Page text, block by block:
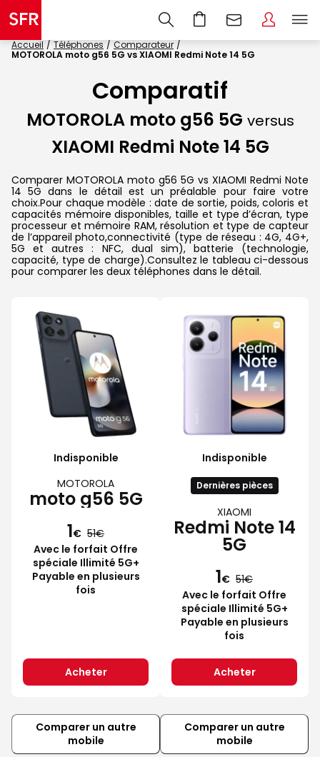
Accueil Téléphones
Comparateur
MOTOROLA moto g56 5G vs XIAOMI Redmi Note 14 5G
Comparatif
MOTOROLA moto g56 5G versus
XIAOMI Redmi Note 14 5G
Comparer MOTOROLA moto g56 5G vs XIAOMI Redmi Note
14 5G dans le détail est un préalable pour faire votre
choix.Pour chaque modèle : date de sortie, poids, coloris et
capacités mémoire disponibles, taille et type d’écran, type
processeur et mémoire RAM, résolution et type de capteur
de l’appareil photo,connectivité (type de réseau : 4G, 4G+,
5G et autres : NFC, dual sim), batterie (technologie,
capacité, type de charge).Consultez le tableau ci-dessous
pour comparer les deux téléphones dans le détail.
Indisponible
MOTOROLA
moto g56 5G
1€ 51
Avec le forfait Offre
spéciale Illimité 5G+
Payable en plusieurs
fois
Acheter
Indisponible
Dernières pièces
XIAOMI
Redmi Note 14
5G
1€ 51
Avec le forfait Offre
spéciale Illimité 5G+
Payable en plusieurs
fois
Acheter
Comparer un autre
mobile
Comparer un autre
mobile